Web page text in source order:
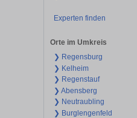
Experten finden
Orte im Umkreis
❯ Regensburg
❯ Kelheim
❯ Regenstauf
❯ Abensberg
❯ Neutraubling
❯ Burglengenfeld